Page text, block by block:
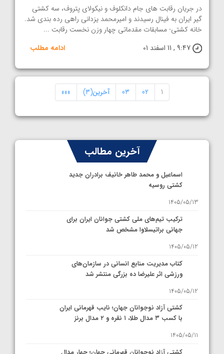
در جریان رقابت های جام دانکلوف و نیکولای پتروف، سه کشتی
گیر ایران به فینال رسیدند و امیرمحمد یزدانی راهی رده بندی شد.
خانه کشتی- مسابقات مقدماتی چهار وزن نخست رقابت ...
9:47 , 11 اسفند 01
ادامه مطلب
1
02
03 آخرین(3) »»»
آخرین مطالب
اسماعیل و محمد طاهر خانیف برادران جدید
کشتی روسیه
1405/05/13
ترکیب تیم‌های ملی کشتی جوانان ایران برای
جهانی براتیسلاوا مشخص شد
1405/05/12
کتاب مدیریت منابع انسانی در سازمان‌های
ورزشی اثر علیرضا ده بزرگی منتشر شد
1405/05/12
کشتی آزاد نوجوانان جهان؛ نایب قهرمانی ایران
با کسب ۳ مدال طلا، ۱ نقره و ۲ مدال برنز
1405/05/11